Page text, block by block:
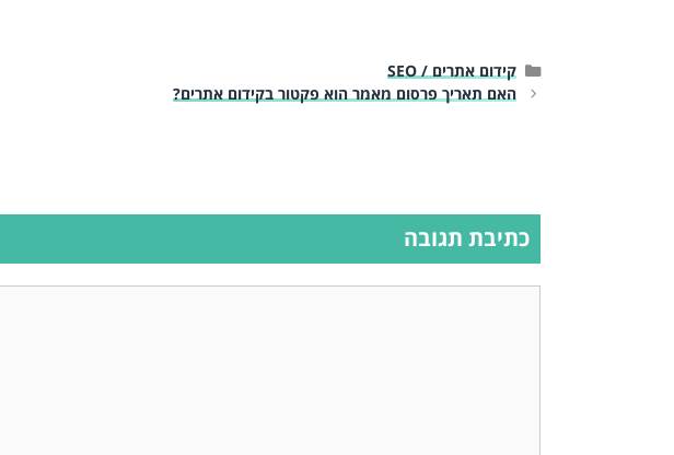
קטגוריות
קידום אתרים / SEO
האם תאריך פרסום מאמר הוא פקטור בקידום אתרים?
כתיבת תגובה